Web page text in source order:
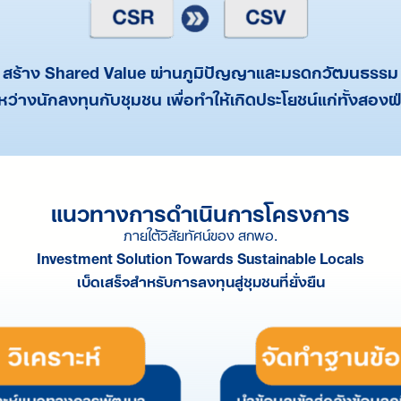
สร้าง Shared Value ผ่านภูมิปัญญาและมรดกวัฒนธรรม
ว่างนักลงทุนกับชุมชน เพื่อทำให้เกิดประโยชน์แก่ทั้งสอง
แนวทางการดำเนินการโครงการ
ภายใต้วิสัยทัศน์ของ สกพอ.
Investment Solution Towards Sustainable Locals
เบ็ดเสร็จสำหรับการลงทุนสู่ชุมชนที่ยั่งยืน